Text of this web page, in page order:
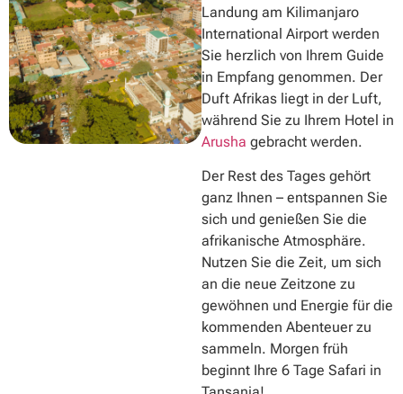
Landung am Kilimanjaro
International Airport werden
Sie herzlich von Ihrem Guide
in Empfang genommen. Der
Duft Afrikas liegt in der Luft,
während Sie zu Ihrem Hotel in
Arusha gebracht werden.
Der Rest des Tages gehört
ganz Ihnen – entspannen Sie
sich und genießen Sie die
afrikanische Atmosphäre.
Nutzen Sie die Zeit, um sich
an die neue Zeitzone zu
gewöhnen und Energie für die
kommenden Abenteuer zu
sammeln. Morgen früh
beginnt Ihre 6 Tage Safari in